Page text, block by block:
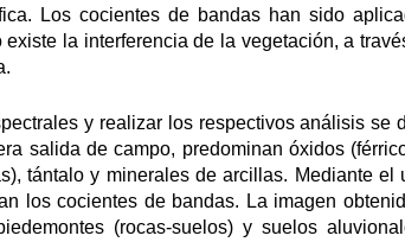
Los cocientes de bandas han sido
existe la interferencia de la vegetación, a
y realizar los respectivos análisis se
salida de campo, predominan óxidos
tántalo y minerales de arcillas. Mediante
los cocientes de bandas. La imagen
(rocas-suelos) y suelos